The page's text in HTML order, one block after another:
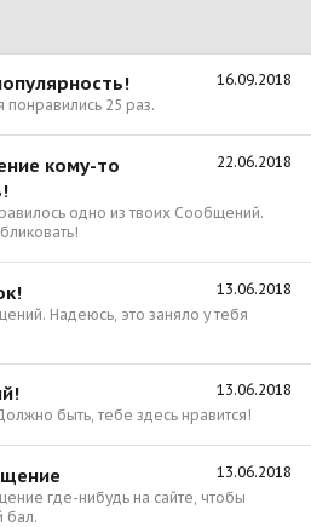
16.09.2018
25 раз.
22.06.2018
кому-то
одно из твоих Сообщений.
13.06.2018
Надеюсь, это заняло у тебя
13.06.2018
быть, тебе здесь нравится!
13.06.2018
где-нибудь на сайте, чтобы
бал.